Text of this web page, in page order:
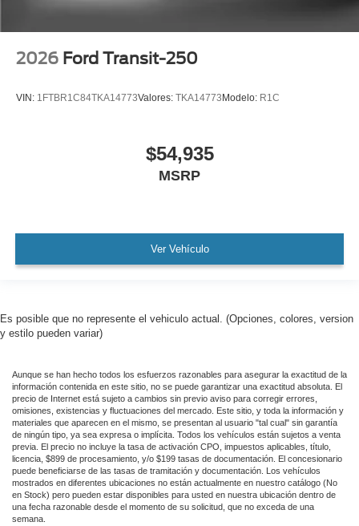
2026 Ford Transit-250
VIN: 1FTBR1C84TKA14773Valores: TKA14773 Modelo: R1C
$54,935
MSRP
Ver Vehículo
Es posible que no represente el vehiculo actual. (Opciones, colores, version
y estilo pueden variar)
Aunque se han hecho todos los esfuerzos razonables para asegurar la exactitud de la
información contenida en este sitio, no se puede garantizar una exactitud absoluta. El
precio de Internet está sujeto a cambios sin previo aviso para corregir errores,
omisiones, existencias y fluctuaciones del mercado. Este sitio, y toda la información y
materiales que aparecen en el mismo, se presentan al usuario "tal cual" sin garantía
de ningún tipo, ya sea expresa o implícita. Todos los vehículos están sujetos a venta
previa. El precio no incluye la tasa de activación CPO, impuestos aplicables, título,
licencia, $899 de procesamiento, y/o $199 tasas de documentación. El concesionario
puede beneficiarse de las tasas de tramitación y documentación. Los vehículos
mostrados en diferentes ubicaciones no están actualmente en nuestro catálogo (No
en Stock) pero pueden estar disponibles para usted en nuestra ubicación dentro de
una fecha razonable desde el momento de su solicitud, que no exceda de una
semana.